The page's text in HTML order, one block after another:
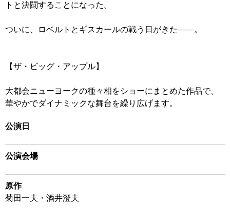
トと決闘することになった。
ついに、ロベルトとギスカールの戦う日がきた――。
【ザ・ビッグ・アップル】
大都会ニューヨークの種々相をショーにまとめた作品で、
華やかでダイナミックな舞台を繰り広げます。
公演日
公演会場
原作
菊田一夫・酒井澄夫